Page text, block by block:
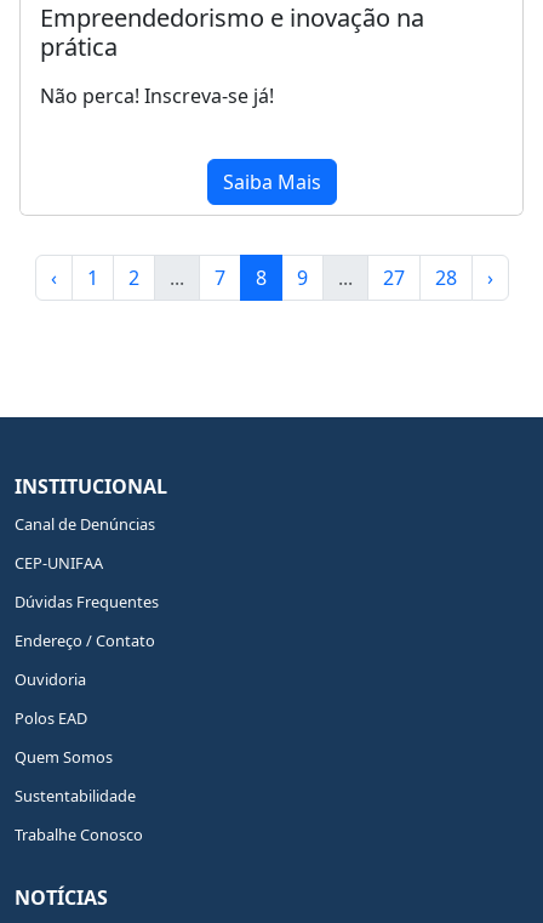
Empreendedorismo e inovação na
prática
Não perca! Inscreva-se já!
Saiba Mais
‹ 1 2 ... 7 8 9 ... 27 28 ›
INSTITUCIONAL
Canal de Denúncias
CEP-UNIFAA
Dúvidas Frequentes
Endereço / Contato
Ouvidoria
Polos EAD
Quem Somos
Sustentabilidade
Trabalhe Conosco
NOTÍCIAS